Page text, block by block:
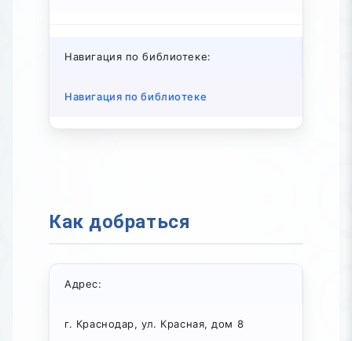
Навигация по библиотеке:
Навигация по библиотеке
Как добраться
Адрес:
г. Краснодар, ул. Красная, дом 8